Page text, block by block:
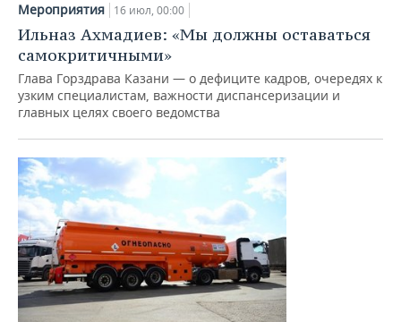
ХОККЕЙ С МЯЧОМ
ПРОИСШЕСТВИЯ
Мероприятия 16 июл, 00:00
Ильназ Ахмадиев: «Мы должны оставаться
самокритичными»
Глава Горздрава Казани — о дефиците кадров, очередях к
узким специалистам, важности диспансеризации и
главных целях своего ведомства